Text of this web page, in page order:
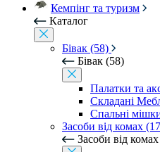
Кемпінг та туризм
Каталог
Бівак (58)
Бівак (58)
Палатки та
Складані
Спальні
Засоби від комах
Засоби від